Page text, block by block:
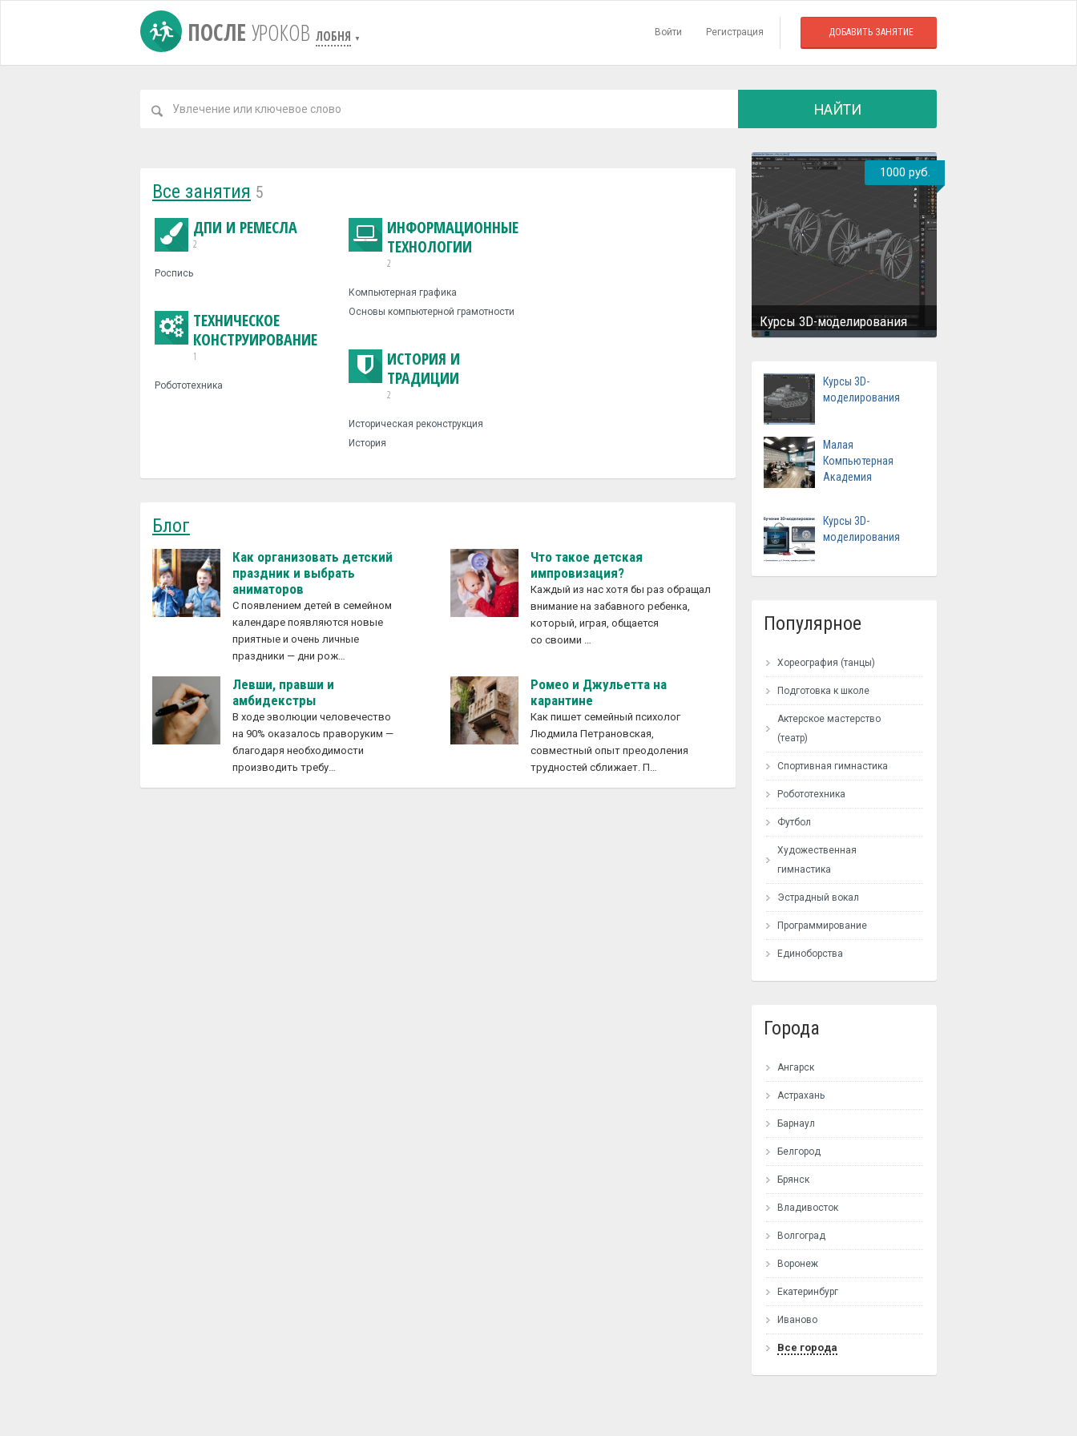
ПОСЛЕ УРОКОВ ЛОБНЯ ▼
Войти Регистрация ДОБАВИТЬ ЗАНЯТИЕ
НАЙТИ
Все занятия 5
ДПИ И РЕМЕСЛА
2
Роспись
ТЕХНИЧЕСКОЕ
КОНСТРУИРОВАНИЕ
1
Робототехника
ИНФОРМАЦИОННЫЕ
ТЕХНОЛОГИИ
2
Компьютерная графика
Основы компьютерной грамотности
ИСТОРИЯ И
ТРАДИЦИИ
2
Историческая реконструкция
История
Блог
Как организовать детский
праздник и выбрать
аниматоров
С появлением детей в семейном
календаре появляются новые
приятные и очень личные
праздники — дни рож…
Что такое детская
импровизация?
Каждый из нас хотя бы раз обращал
внимание на забавного ребенка,
который, играя, общается
со своими …
Левши, правши и
амбидекстры
В ходе эволюции человечество
на 90% оказалось праворуким —
благодаря необходимости
производить требу…
Ромео и Джульетта на
карантине
Как пишет семейный психолог
Людмила Петрановская,
совместный опыт преодоления
трудностей сближает. П…
1000 руб.
Курсы 3D-моделирования
Курсы 3D-
моделирования
Малая
Компьютерная
Академия
Курсы 3D-
моделирования
Популярное
Хореография (танцы)
Подготовка к школе
Актерское мастерство
(театр)
Спортивная гимнастика
Робототехника
Футбол
Художественная
гимнастика
Эстрадный вокал
Программирование
Единоборства
Города
Ангарск
Астрахань
Барнаул
Белгород
Брянск
Владивосток
Волгоград
Воронеж
Екатеринбург
Иваново
Все города